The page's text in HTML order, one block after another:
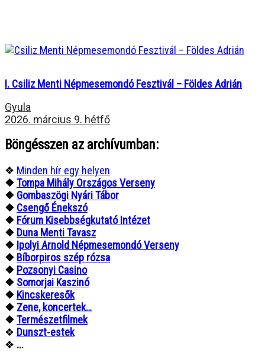
I. Csiliz Menti Népmesemondó Fesztivál – Földes Adrián
Gyula
2026. március 9. hétfő
Böngésszen az archívumban:
❖ Minden hír egy helyen
❖Tompa Mihály Országos Verseny
❖ Gombaszögi Nyári Tábor
❖ Csengő Énekszó
❖ Fórum Kisebbségkutató Intézet
❖ Duna Menti Tavasz
❖ Ipolyi Arnold Népmesemondó Verseny
❖ Bíborpiros szép rózsa
❖ Pozsonyi Casino
❖ Somorjai Kaszinó
❖ Kincskeresők
❖ Zene, koncertek…
❖Természetfilmek
❖ Dunszt-estek
❖ ...